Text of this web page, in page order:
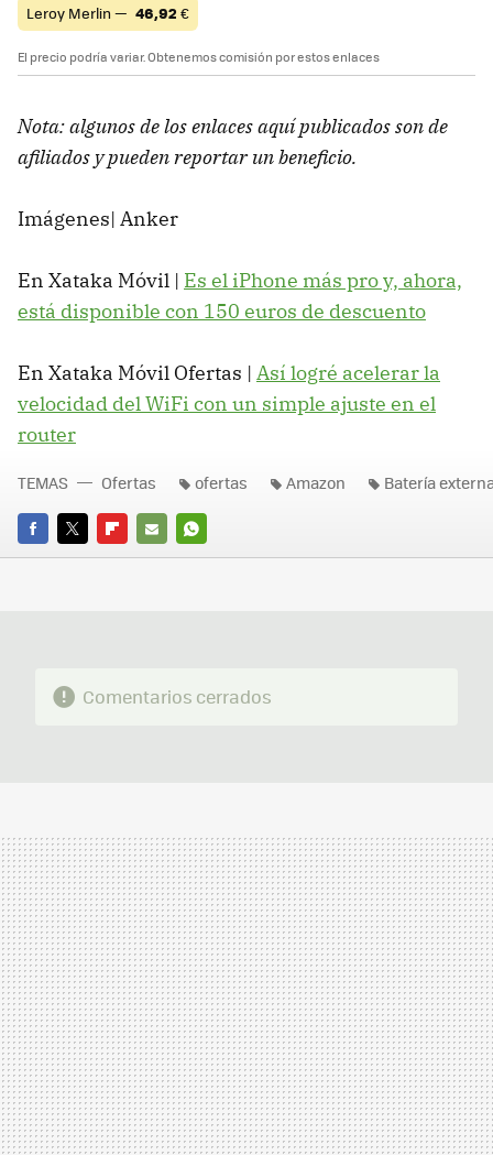
Leroy Merlin — 46,92 €
El precio podría variar. Obtenemos comisión por estos enlaces
Nota: algunos de los enlaces aquí publicados son de
afiliados y pueden reportar un beneficio.
Imágenes| Anker
En Xataka Móvil | Es el iPhone más pro y, ahora,
está disponible con 150 euros de descuento
En Xataka Móvil Ofertas | Así logré acelerar la
velocidad del WiFi con un simple ajuste en el
router
FACEBOOK
TWITTERFLIPBOARD
E-
WHATSAPP
TEMAS Ofertas ofertas Amazon Batería
Comentarios cerrados